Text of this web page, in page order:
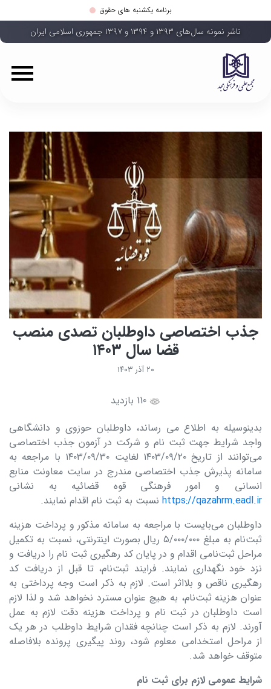
برنامه یکشنبه های حقوق
ناشر نمونه سال‌های ۱۳۹۳ و ۱۳۹۴ و ۱۳۹۷ جمهوری اسلامی ایران
جذب اختصاصی داوطلبان تصدی منصب
قضا سال ۱۴۰۳
۲۰ آذر ۱۴۰۳
بدینوسیله به اطلاع می رساند، داوطلبان حوزوی و دانشگاهی
واجد شرایط جهت ثبت نام و شرکت در آزمون جذب اختصاصی
می‌توانند از تاریخ ۱۴۰۳/۰۹/۲۰ لغایت ۱۴۰۳/۰۹/۳۰ با مراجعه به
سامانه پذیرش جذب اختصاصی مندرج در سایت معاونت منابع
انسانی و امور فرهنگی قوه قضائیه به نشانی
https://qazahrm.eadl.ir نسبت به ثبت نام اقدام نمایند.
داوطلبان می‌بایست با مراجعه به سامانه مذکور و پرداخت هزینه
ثبت‌نام به مبلغ ۵/۰۰۰/۰۰۰ ریال بصورت اینترنتی، نسبت به تکمیل
مراحل ثبت‌نامی اقدام و در پایان کد رهگیری ثبت‌ نام را دریافت و
نزد خود نگهداری نمایند. فرایند ثبت‌نام، تا قبل از دریافت کد
رهگیری ناقص و بلااثر است. لازم به ذکر است وجه پرداختی به
عنوان هزینه ثبت‌نام، به هیچ عنوان مسترد نخواهد شد و لذا لازم
است داوطلبان در ثبت نام و پرداخت هزینه دقت لازم به عمل
آورند. لازم به ذکر است چنانچه فقدان شرایط داوطلب در هر یک
از مراحل استخدامی معلوم شود، روند پیگیری پرونده بلافاصله
متوقف خواهد شد.
شرایط عمومی لازم برای ثبت‌ نام